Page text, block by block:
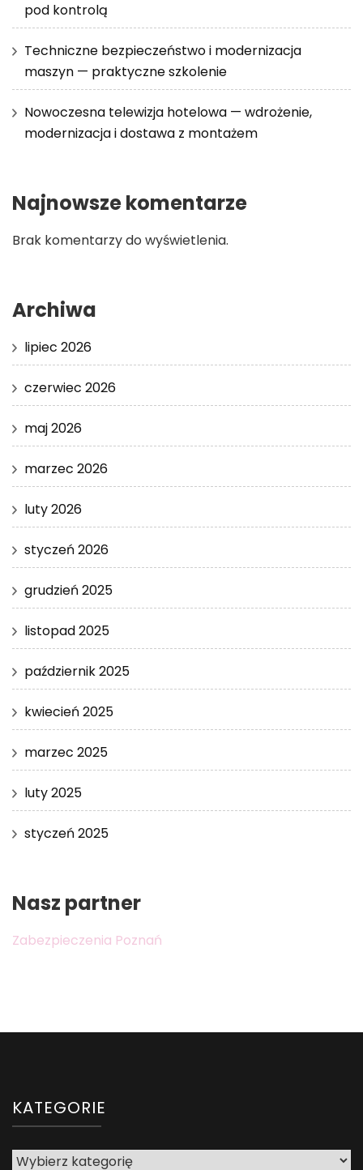
pod kontrolą
Techniczne bezpieczeństwo i modernizacja
maszyn — praktyczne szkolenie
Nowoczesna telewizja hotelowa — wdrożenie,
modernizacja i dostawa z montażem
Najnowsze komentarze
Brak komentarzy do wyświetlenia.
Archiwa
lipiec 2026
czerwiec 2026
maj 2026
marzec 2026
luty 2026
styczeń 2026
grudzień 2025
listopad 2025
październik 2025
kwiecień 2025
marzec 2025
luty 2025
styczeń 2025
Nasz partner
Zabezpieczenia Poznań
KATEGORIE
Kategorie